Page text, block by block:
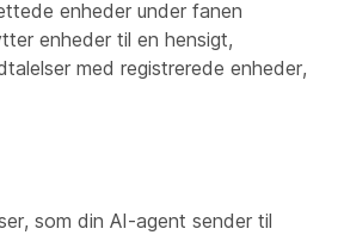
enheder under fanen
enheder til en hensigt,
med registrerede enheder,
som din AI-agent sender til